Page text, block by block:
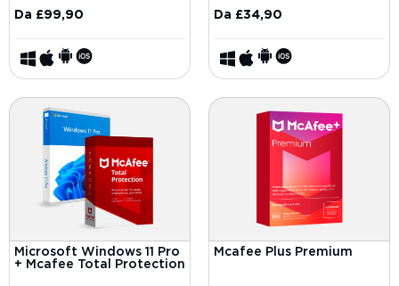
Da £99,90 Da £34,90
Microsoft Windows 11 Pro
+ Mcafee Total Protection
Mcafee Plus Premium